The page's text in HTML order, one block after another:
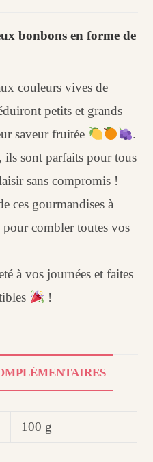
bonbons en forme de
couleurs vives de
petits et grands
saveur fruitée
.
, ils sont parfaits pour tous
sans compromis !
ces gourmandises à
combler toutes vos
à vos journées et faites
!
100 g